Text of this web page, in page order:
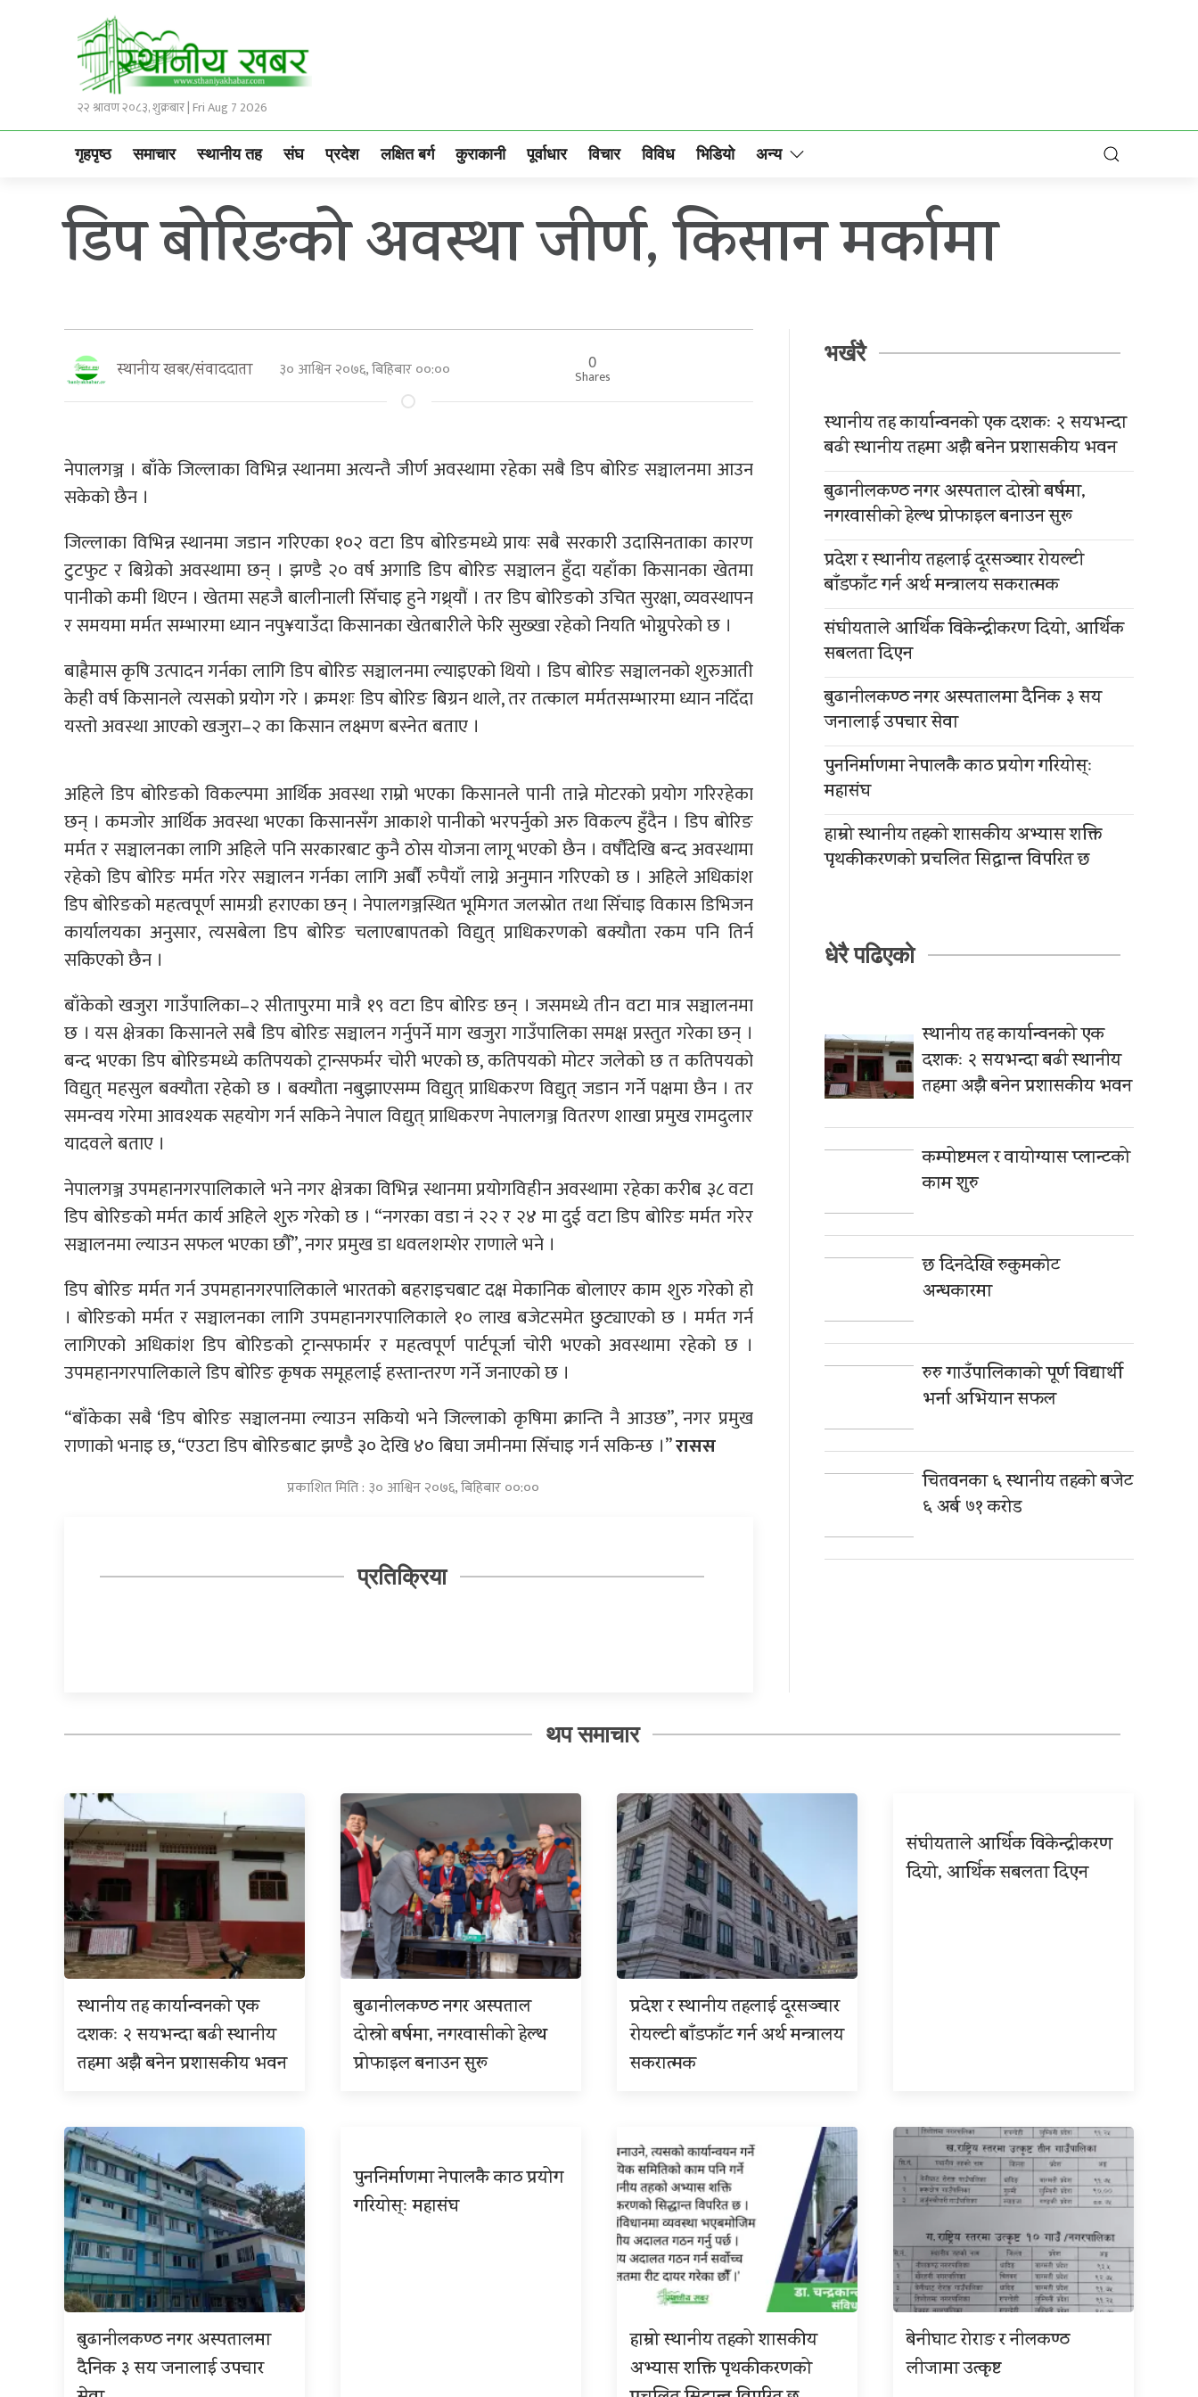
२२ श्रावण २०८३, शुक्रबार | Fri Aug 7 2026
गृहपृष्ठ समाचार स्थानीय तह संघ प्रदेश लक्षित बर्ग कुराकानी पूर्वाधार विचार विविध भिडियो अन्य
डिप बोरिङको अवस्था जीर्ण, किसान मर्कामा
स्थानीय खबर/संवाददाता ३० आश्विन २०७६, बिहिबार ००:०० 0
Shares
नेपालगञ्ज । बाँके जिल्लाका विभिन्न स्थानमा अत्यन्तै जीर्ण अवस्थामा रहेका सबै डिप बोरिङ सञ्चालनमा आउन
सकेको छैन ।
जिल्लाका विभिन्न स्थानमा जडान गरिएका १०२ वटा डिप बोरिङमध्ये प्रायः सबै सरकारी उदासिनताका कारण
टुटफुट र बिग्रेको अवस्थामा छन् । झण्डै २० वर्ष अगाडि डिप बोरिङ सञ्चालन हुँदा यहाँका किसानका खेतमा
पानीको कमी थिएन । खेतमा सहजै बालीनाली सिँचाइ हुने गथ्र्यौं । तर डिप बोरिङको उचित सुरक्षा, व्यवस्थापन
र समयमा मर्मत सम्भारमा ध्यान नपु¥याउँदा किसानका खेतबारीले फेरि सुख्खा रहेको नियति भोग्नुपरेको छ ।
बाह्रैमास कृषि उत्पादन गर्नका लागि डिप बोरिङ सञ्चालनमा ल्याइएको थियो । डिप बोरिङ सञ्चालनको शुरुआती
केही वर्ष किसानले त्यसको प्रयोग गरे । क्रमशः डिप बोरिङ बिग्रन थाले, तर तत्काल मर्मतसम्भारमा ध्यान नदिँदा
यस्तो अवस्था आएको खजुरा–२ का किसान लक्ष्मण बस्नेत बताए ।
अहिले डिप बोरिङको विकल्पमा आर्थिक अवस्था राम्रो भएका किसानले पानी तान्ने मोटरको प्रयोग गरिरहेका
छन् । कमजोर आर्थिक अवस्था भएका किसानसँग आकाशे पानीको भरपर्नुको अरु विकल्प हुँदैन । डिप बोरिङ
मर्मत र सञ्चालनका लागि अहिले पनि सरकारबाट कुनै ठोस योजना लागू भएको छैन । वर्षौंदेखि बन्द अवस्थामा
रहेको डिप बोरिङ मर्मत गरेर सञ्चालन गर्नका लागि अर्बौं रुपैयाँ लाग्ने अनुमान गरिएको छ । अहिले अधिकांश
डिप बोरिङको महत्वपूर्ण सामग्री हराएका छन् । नेपालगञ्जस्थित भूमिगत जलस्रोत तथा सिँचाइ विकास डिभिजन
कार्यालयका अनुसार, त्यसबेला डिप बोरिङ चलाएबापतको विद्युत् प्राधिकरणको बक्यौता रकम पनि तिर्न
सकिएको छैन ।
बाँकेको खजुरा गाउँपालिका–२ सीतापुरमा मात्रै १९ वटा डिप बोरिङ छन् । जसमध्ये तीन वटा मात्र सञ्चालनमा
छ । यस क्षेत्रका किसानले सबै डिप बोरिङ सञ्चालन गर्नुपर्ने माग खजुरा गाउँपालिका समक्ष प्रस्तुत गरेका छन् ।
बन्द भएका डिप बोरिङमध्ये कतिपयको ट्रान्सफर्मर चोरी भएको छ, कतिपयको मोटर जलेको छ त कतिपयको
विद्युत् महसुल बक्यौता रहेको छ । बक्यौता नबुझाएसम्म विद्युत् प्राधिकरण विद्युत् जडान गर्ने पक्षमा छैन । तर
समन्वय गरेमा आवश्यक सहयोग गर्न सकिने नेपाल विद्युत् प्राधिकरण नेपालगञ्ज वितरण शाखा प्रमुख रामदुलार
यादवले बताए ।
नेपालगञ्ज उपमहानगरपालिकाले भने नगर क्षेत्रका विभिन्न स्थानमा प्रयोगविहीन अवस्थामा रहेका करीब ३८ वटा
डिप बोरिङको मर्मत कार्य अहिले शुरु गरेको छ । “नगरका वडा नं २२ र २४ मा दुई वटा डिप बोरिङ मर्मत गरेर
सञ्चालनमा ल्याउन सफल भएका छौँ”, नगर प्रमुख डा धवलशम्शेर राणाले भने ।
डिप बोरिङ मर्मत गर्न उपमहानगरपालिकाले भारतको बहराइचबाट दक्ष मेकानिक बोलाएर काम शुरु गरेको हो
। बोरिङको मर्मत र सञ्चालनका लागि उपमहानगरपालिकाले १० लाख बजेटसमेत छुट्याएको छ । मर्मत गर्न
लागिएको अधिकांश डिप बोरिङको ट्रान्सफार्मर र महत्वपूर्ण पार्टपूर्जा चोरी भएको अवस्थामा रहेको छ ।
उपमहानगरपालिकाले डिप बोरिङ कृषक समूहलाई हस्तान्तरण गर्ने जनाएको छ ।
“बाँकेका सबै ‘डिप बोरिङ सञ्चालनमा ल्याउन सकियो भने जिल्लाको कृषिमा क्रान्ति नै आउछ”, नगर प्रमुख
राणाको भनाइ छ, “एउटा डिप बोरिङबाट झण्डै ३० देखि ४० बिघा जमीनमा सिँचाइ गर्न सकिन्छ ।”रासस
प्रकाशित मिति : ३० आश्विन २०७६, बिहिबार ००:००
प्रतिक्रिया
भर्खरै
स्थानीय तह कार्यान्वनको एक दशकः २ सयभन्दा
बढी स्थानीय तहमा अझै बनेन प्रशासकीय भवन
बुढानीलकण्ठ नगर अस्पताल दोस्रो बर्षमा,
नगरवासीको हेल्थ प्रोफाइल बनाउन सुरू
प्रदेश र स्थानीय तहलाई दूरसञ्चार रोयल्टी
बाँडफाँट गर्न अर्थ मन्त्रालय सकरात्मक
संघीयताले आर्थिक विकेन्द्रीकरण दियो, आर्थिक
सबलता दिएन
बुढानीलकण्ठ नगर अस्पतालमा दैनिक ३ सय
जनालाई उपचार सेवा
पुननिर्माणमा नेपालकै काठ प्रयोग गरियोस्ः
महासंघ
हाम्रो स्थानीय तहको शासकीय अभ्यास शक्ति
पृथकीकरणको प्रचलित सिद्धान्त विपरित छ
धेरै पढिएको
स्थानीय तह कार्यान्वनको एक
दशकः २ सयभन्दा बढी स्थानीय
तहमा अझै बनेन प्रशासकीय भवन
कम्पोष्टमल र वायोग्यास प्लान्टको
काम शुरु
छ दिनदेखि रुकुमकोट
अन्धकारमा
रुरु गाउँपालिकाको पूर्ण विद्यार्थी
भर्ना अभियान सफल
चितवनका ६ स्थानीय तहको बजेट
६ अर्ब ७१ करोड
थप समाचार
स्थानीय तह कार्यान्वनको एक
दशकः २ सयभन्दा बढी स्थानीय
तहमा अझै बनेन प्रशासकीय भवन
बुढानीलकण्ठ नगर अस्पताल
दोस्रो बर्षमा, नगरवासीको हेल्थ
प्रोफाइल बनाउन सुरू
प्रदेश र स्थानीय तहलाई दूरसञ्चार
रोयल्टी बाँडफाँट गर्न अर्थ मन्त्रालय
सकरात्मक
संघीयताले आर्थिक विकेन्द्रीकरण
दियो, आर्थिक सबलता दिएन
बुढानीलकण्ठ नगर अस्पतालमा
दैनिक ३ सय जनालाई उपचार
पुननिर्माणमा नेपालकै काठ प्रयोग
गरियोस्ः महासंघ
हाम्रो स्थानीय तहको शासकीय
अभ्यास शक्ति पृथकीकरणको
बेनीघाट रोराङ र नीलकण्ठ
लीजामा उत्कृष्ट